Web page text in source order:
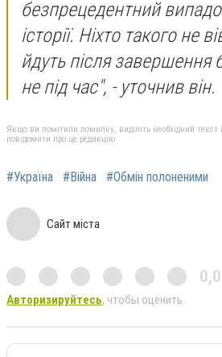
безпрецедентний
історії. Ніхто такого не
йдуть після завершення
не під час", - уточнив він.
Якщо ви помітили помилку, виділіть необхідний текст
повідомити про це редакцію
#Україна #Війна #Обмін полоненими
Сайт міста
0,0
Авторизируйтесь, чтобы оценить